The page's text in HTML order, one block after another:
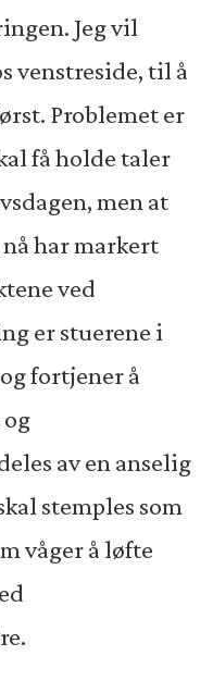
Jeg vil
venstreside, til å
Problemet er
få holde taler
men at
har markert
ved
er stuerene i
fortjener å
av en anselig
stemples som
våger å løfte